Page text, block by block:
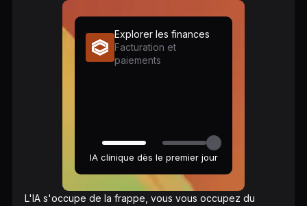
Explorer les finances
Facturation et
paiements
IA clinique dès le premier jour
L'IA s'occupe de la frappe, vous vous occupez du